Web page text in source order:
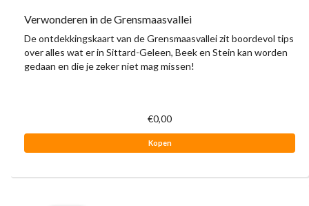
Verwonderen in de Grensmaasvallei
De ontdekkingskaart van de Grensmaasvallei zit boordevol tips
over alles wat er in Sittard-Geleen, Beek en Stein kan worden
gedaan en die je zeker niet mag missen!
€0,00
Kopen